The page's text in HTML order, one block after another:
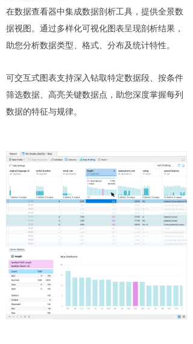
在数据查看器中集成数据剖析工具，提供全景数
据视图。通过多样化可视化图表呈现剖析结果，
助您分析数据类型、格式、分布及统计特性。
可交互式图表支持深入钻取特定数据段、按条件
筛选数据、高亮关键数据点，助您深度掌握每列
数据的特征与规律。